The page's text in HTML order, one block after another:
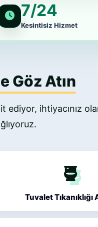
7/24
Kesintisiz Hizmet
Göz Atın
ihtiyacınız
Tuvalet Tıkanıklığı